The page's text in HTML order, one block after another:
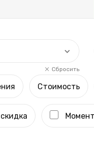
Сбросить
Стоимость